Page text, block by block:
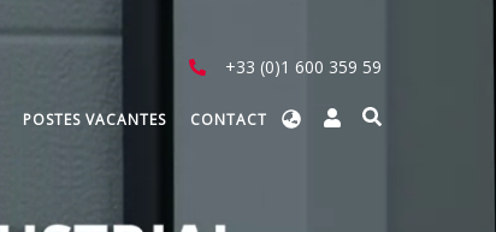
+33 (0)1 600 359 59
Select
POSTES VACANTES CONTACT